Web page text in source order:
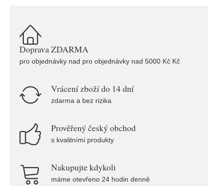
Doprava ZDARMA
pro objednávky nad pro objednávky nad 5000 Kč Kč
Vrácení zboží do 14 dní
zdarma a bez rizika
Prověřený český obchod
s kvalitními produkty
Nakupujte kdykoli
máme otevřeno 24 hodin denně